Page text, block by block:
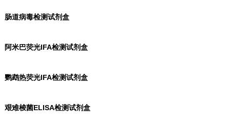
肠道病毒检测试剂盒
阿米巴荧光IFA检测试剂盒
鹦鹉热荧光IFA检测试剂盒
艰难梭菌ELISA检测试剂盒